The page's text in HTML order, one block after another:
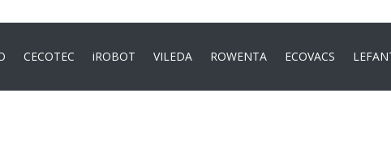
CECOTEC iROBOT VILEDA ROWENTA ECOVACS